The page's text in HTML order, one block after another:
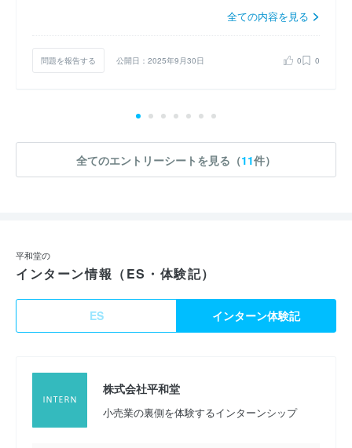
全ての内容を見る
問題を報告する 公開日：2025年9月30日 0 0
全てのエントリーシートを見る（11件）
平和堂の
インターン情報（ES・体験記）
ES インターン体験記
株式会社平和堂
小売業の裏側を体験するインターンシップ